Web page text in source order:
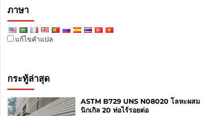
ภาษา
แก้ไขคำแปล
กระทู้ล่าสุด
ASTM B729 UNS N08020 โลหะผสม
นิกเกิล 20 ท่อไร้รอยต่อ